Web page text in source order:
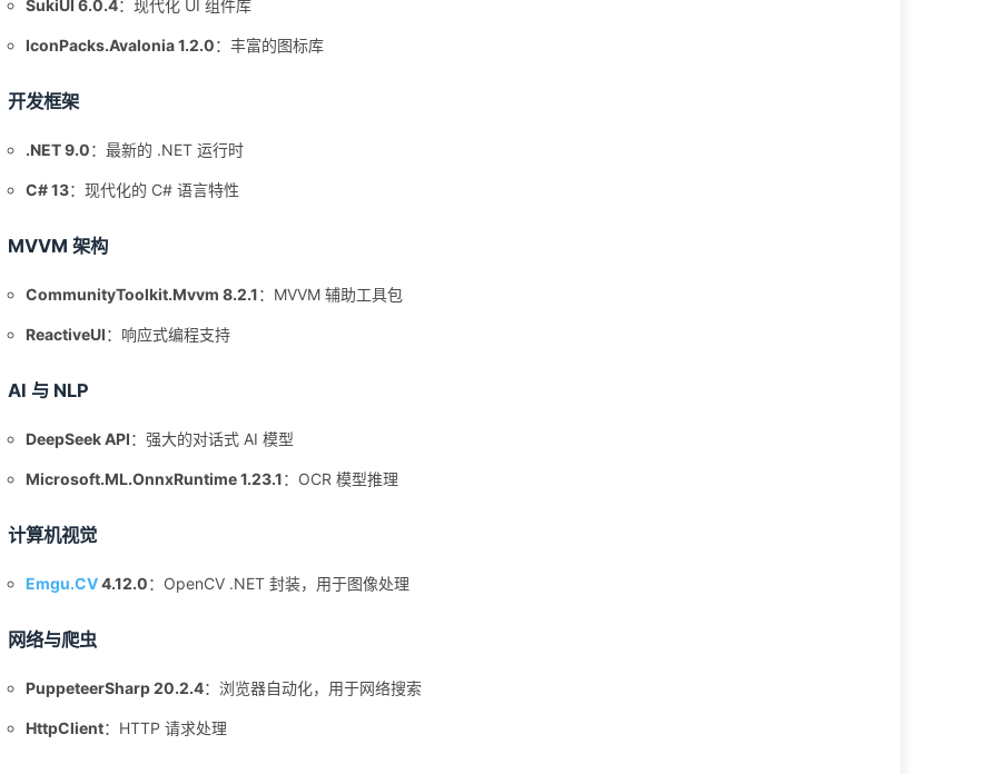
SukiUI 6.0.4：现代化 UI 组件库
IconPacks.Avalonia 1.2.0：丰富的图标库
开发框架
.NET 9.0：最新的 .NET 运行时
C# 13：现代化的 C# 语言特性
MVVM 架构
CommunityToolkit.Mvvm 8.2.1：MVVM 辅助工具包
ReactiveUI：响应式编程支持
AI 与 NLP
DeepSeek API：强大的对话式 AI 模型
Microsoft.ML.OnnxRuntime 1.23.1：OCR 模型推理
计算机视觉
Emgu.CV4.12.0：OpenCV .NET 封装，用于图像处理
网络与爬虫
PuppeteerSharp 20.2.4：浏览器自动化，用于网络搜索
HttpClient：HTTP 请求处理